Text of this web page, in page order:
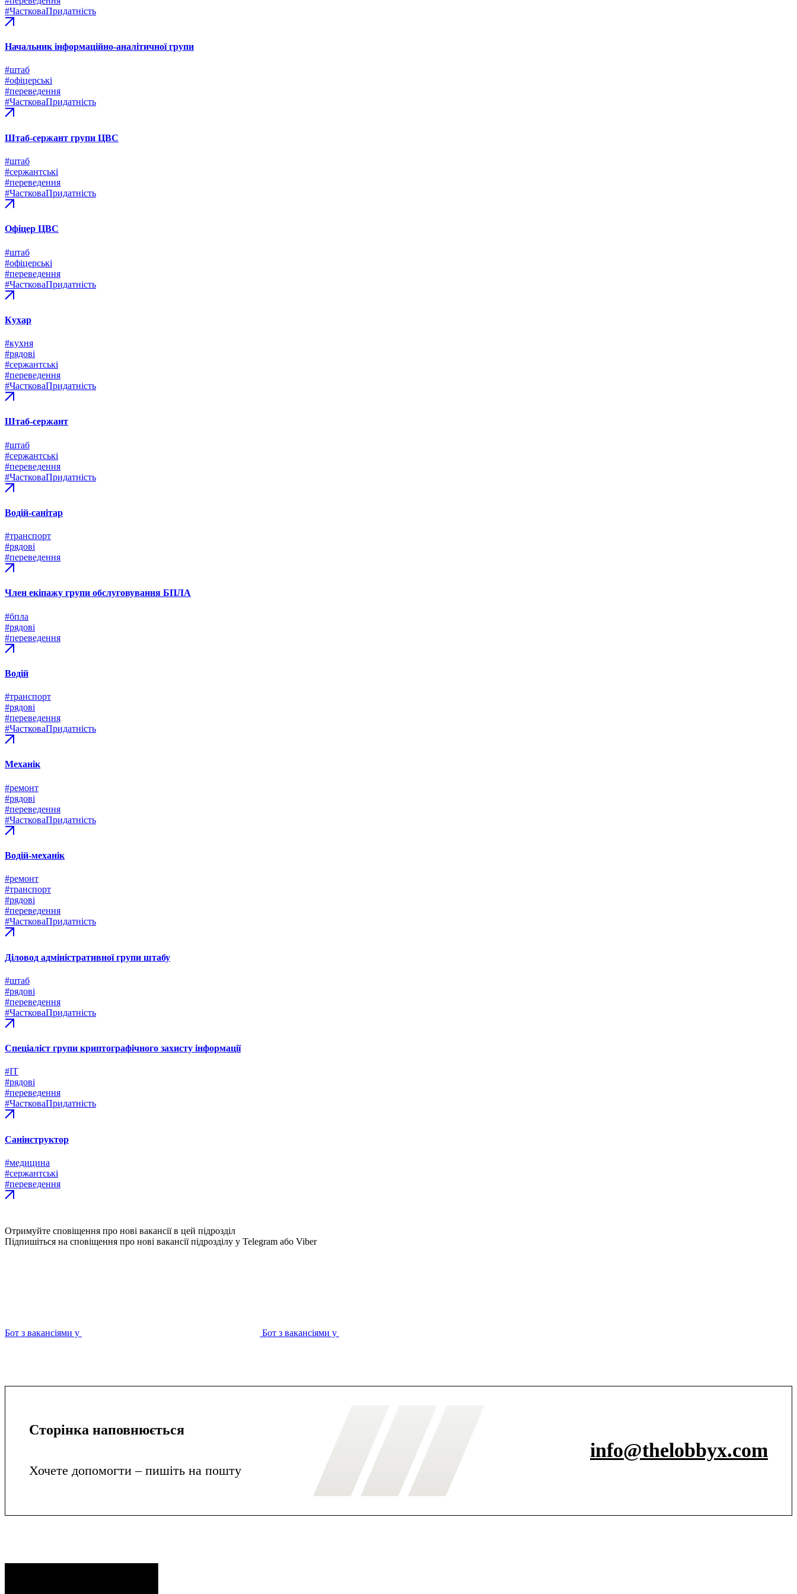
#ЧастковаПридатність
Начальник інформаційно-аналітичної групи
#штаб
#офіцерські
#переведення
#ЧастковаПридатність
Штаб-сержант групи ЦВС
#штаб
#сержантські
#переведення
#ЧастковаПридатність
Офіцер ЦВС
#штаб
#офіцерські
#переведення
#ЧастковаПридатність
Кухар
#кухня
#рядові
#сержантські
#переведення
#ЧастковаПридатність
Штаб-сержант
#штаб
#сержантські
#переведення
#ЧастковаПридатність
Водій-санітар
#транспорт
#рядові
#переведення
Член екіпажу групи обслуговування БПЛА
#бпла
#рядові
#переведення
Водій
#транспорт
#рядові
#переведення
#ЧастковаПридатність
Механік
#ремонт
#рядові
#переведення
#ЧастковаПридатність
Водій-механік
#ремонт
#транспорт
#рядові
#переведення
#ЧастковаПридатність
Діловод адміністративної групи штабу
#штаб
#рядові
#переведення
#ЧастковаПридатність
Спеціаліст групи криптографічного захисту інформації
#ІТ
#рядові
#переведення
#ЧастковаПридатність
Санінструктор
#медицина
#сержантські
#переведення
Отримуйте сповіщення про нові вакансії в цей підрозділ
Підпишіться на сповіщення про нові вакансії підрозділу у Telegram або Viber
Бот з вакансіями у Бот з вакансіями у
Сторінка наповнюється
Хочете допомогти – пишіть на пошту
info@thelobbyx.com